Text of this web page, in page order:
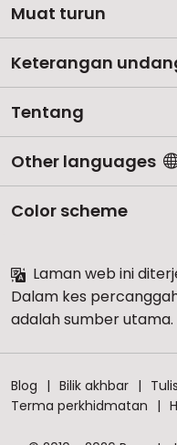
Muat turun
Keterangan
Tentang
Other languages
Color scheme
Laman web ini
Dalam kes
adalah sumber utama.
Blog Bilik akhbar
Terma perkhidmatan